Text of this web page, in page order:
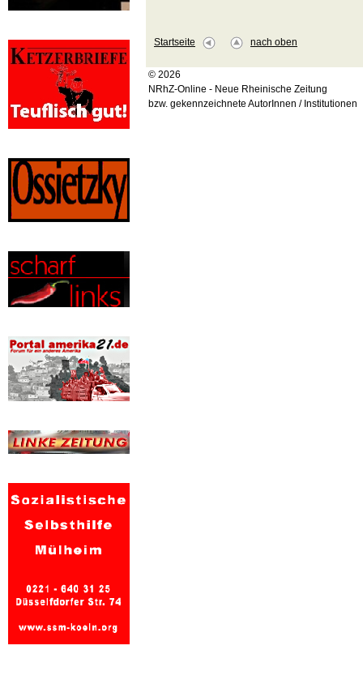
Startseite nach oben
© 2026
NRhZ-Online - Neue Rheinische Zeitung
bzw. gekennzeichnete AutorInnen / Institutionen